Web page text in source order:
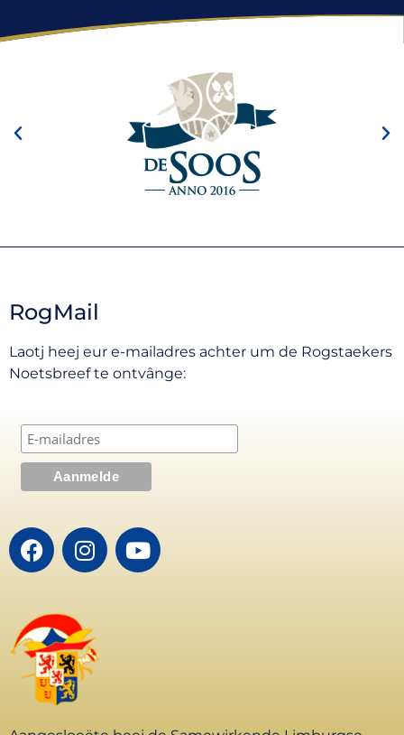
RogMail
Laotj heej eur e-mailadres achter um de Rogstaekers
Noetsbreef te ontvânge: